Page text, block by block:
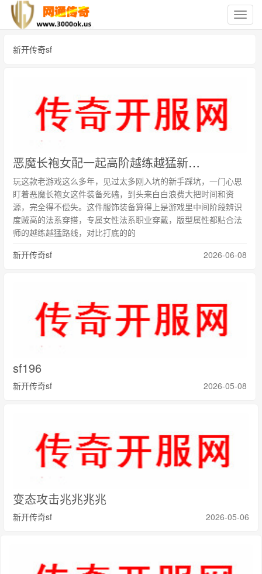
切
换
新开传奇sf
恶魔长袍女配一起高阶越练越猛新手不用过早追求穿戴
玩这款老游戏这么多年，见过太多刚入坑的新手踩坑，一门心思
盯着恶魔长袍女这件装备死磕，到头来白白浪费大把时间和资
源，完全得不偿失。这件服饰装备算得上是游戏里中间阶段辨识
度贼高的法系穿搭，专属女性法系职业穿戴，版型属性都贴合法
师的越练越猛路线，对比打底的的
新开传奇sf
2026-06-08
sf196
新开传奇sf 2026-05-08
变态攻击兆兆兆兆
新开传奇sf 2026-05-06